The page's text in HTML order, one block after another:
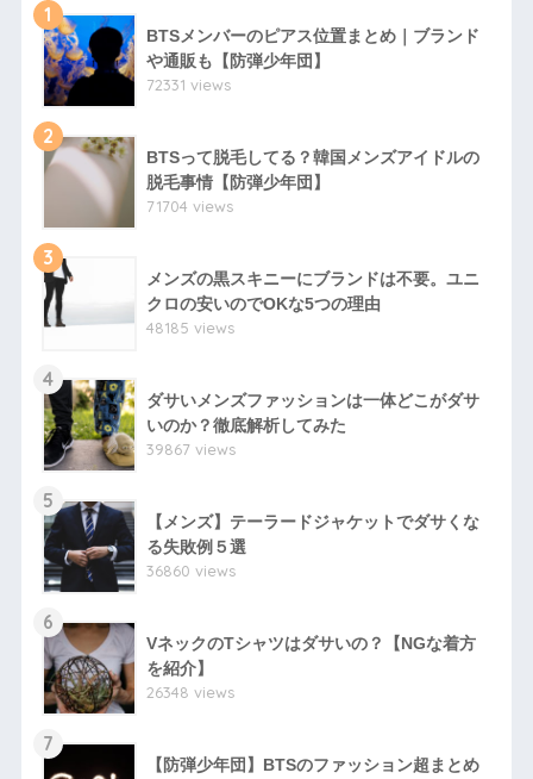
1
BTSメンバーのピアス位置まとめ｜ブランド
や通販も【防弾少年団】
72331 views
2
BTSって脱毛してる？韓国メンズアイドルの
脱毛事情【防弾少年団】
71704 views
3
メンズの黒スキニーにブランドは不要。ユニ
クロの安いのでOKな5つの理由
48185 views
4
ダサいメンズファッションは一体どこがダサ
いのか？徹底解析してみた
39867 views
5
【メンズ】テーラードジャケットでダサくな
る失敗例５選
36860 views
6
VネックのTシャツはダサいの？【NGな着方
を紹介】
26348 views
7
【防弾少年団】BTSのファッション超まとめ